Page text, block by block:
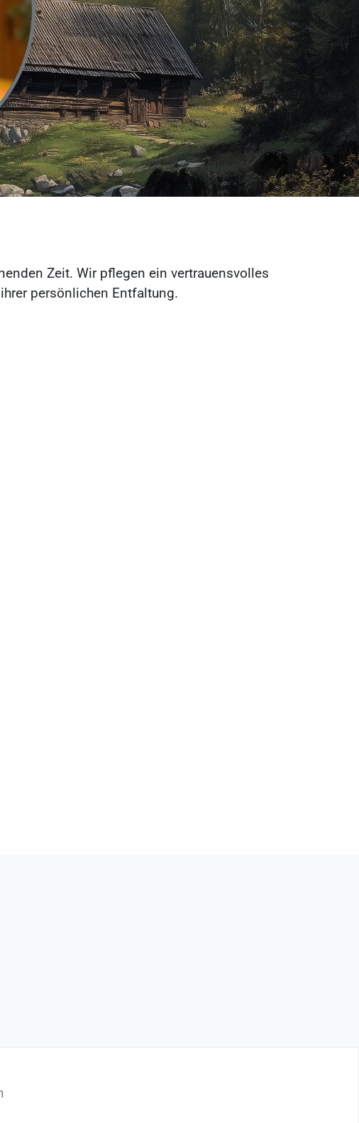
Zeit. Wir pflegen ein vertrauensvolles
persönlichen Entfaltung.